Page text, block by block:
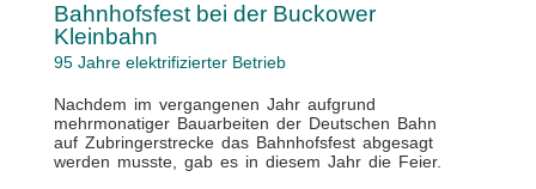
Bahnhofsfest bei der Buckower
Kleinbahn
95 Jahre elektrifizierter Betrieb
Nachdem im vergangenen Jahr aufgrund
mehrmonatiger Bauarbeiten der Deutschen Bahn
auf Zubringerstrecke das Bahnhofsfest abgesagt
werden musste, gab es in diesem Jahr die Feier.